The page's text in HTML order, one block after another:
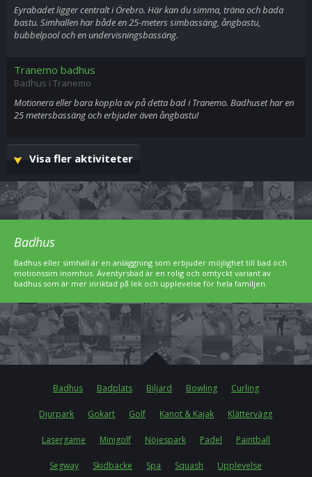
Eyrabadet ligger centralt i Örebro. Här kan du simma, träna och bada
bastu. Simhallen har både en 25-meters simbassäng, ångbastu,
bubbelpool och en undervisningsbassäng.
Tranemo badhus
Badhus i Tranemo
Motionera eller bara koppla av på detta bad i Tranemo. Badhuset har en
25 metersbassäng och erbjuder även ångbastu!
Visa fler aktiviteter
Badhus
Badhus eller simhall är en anläggning som erbjuder möjlighet till bad och
motionssim inomhus. Äventyrsbad är en rolig och omtyckt variant av
badhus som är mer inriktad på lek och upplevelse för hela familjen.
Badhus Badplats Biljard Bowling Curling
Djurpark Gokart Golf Kanot & Kajak Klättervägg
Lasergame Minigolf Nöjespark Padel Paintball
Segway Skidbacke Spa Squash Upplevelse